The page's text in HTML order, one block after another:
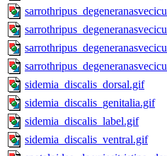
sidemia_discalis_dorsal.gif
sidemia_discalis_genitalia.gif
sidemia_discalis_label.gif
sidemia_discalis_ventral.gif